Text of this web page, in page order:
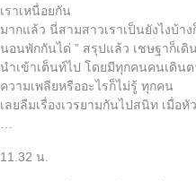
เราเหนื่อยกัน
มากแล้ว นี่สามสาวเราเป็นยังไงบ้า
นอนพักกันได่ ” สรุปแล้ว เชษฐาก็เดิน
นำเข้าเต็นท์ไป โดยมีทุกคนคนเดิน
ความเพลียหรืออะไรก็ไม่รู้ ทุกคน
เลยลืมเรื่องเวรยามกันไปสนิท เมื่อ
11.32 น.